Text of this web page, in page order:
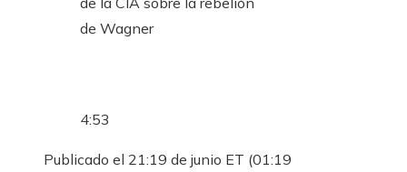
4:53
Publicado el 21:19 de junio ET (01:19